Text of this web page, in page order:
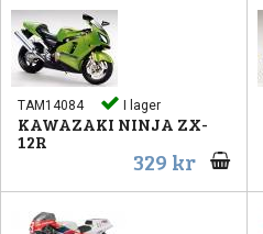
TAM14084 I lager
KAWAZAKI NINJA ZX-
12R
329 kr